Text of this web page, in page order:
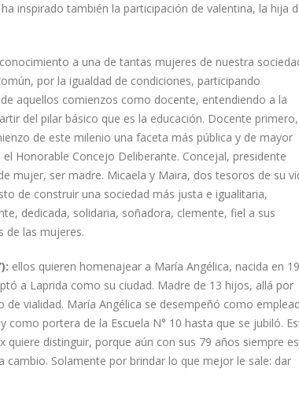
inspirado también la participación de valentina, la hija
a una de tantas mujeres de nuestra
por la igualdad de condiciones, participando
aquellos comienzos como docente, entendiendo a la
del pilar básico que es la educación. Docente primero,
de este milenio una faceta más pública y de mayor
Honorable Concejo Deliberante. Concejal, presidente
mujer, ser madre. Micaela y Maira, dos tesoros de su
de construir una sociedad más justa e igualitaria,
dedicada, solidaria, soñadora, clemente, fiel a sus
de las mujeres.
ellos quieren homenajear a María Angélica, nacida en
a Laprida como su ciudad. Madre de 13 hijos, allá por
vialidad. María Angélica se desempeñó como
portera de la Escuela N° 10 hasta que se jubiló.
distinguir, porque aún con sus 79 años siempre
cambio. Solamente por brindar lo que mejor le sale: dar